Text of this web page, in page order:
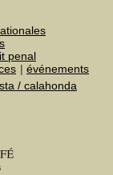
penal
événements
/ calahonda